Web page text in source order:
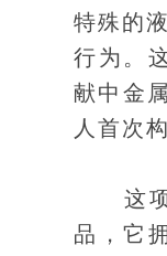
特殊的
行为。
献中金
人首次
这项
品，它